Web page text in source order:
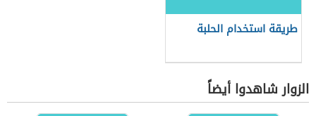
طريقة استخدام الحلبة
الزوار شاهدوا أيضاً